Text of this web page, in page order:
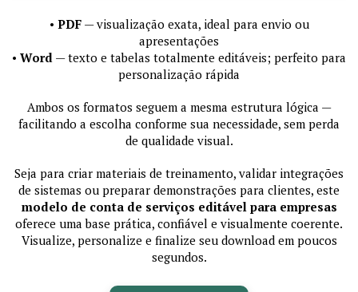
• PDF— visualização exata, ideal para envio ou
apresentações
• Word — texto e tabelas totalmente editáveis; perfeito para
personalização rápida
Ambos os formatos seguem a mesma estrutura lógica —
facilitando a escolha conforme sua necessidade, sem perda
de qualidade visual.
Seja para criar materiais de treinamento, validar integrações
de sistemas ou preparar demonstrações para clientes, este
modelo de conta de serviços editável para empresas
oferece uma base prática, confiável e visualmente coerente.
Visualize, personalize e finalize seu download em poucos
segundos.